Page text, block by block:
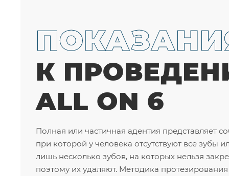
К
ALL ON 6
Полная или частичная адентия представляет
при которой у человека отсутствуют все зубы
лишь несколько зубов, на которых нельзя
поэтому их удаляют. Методика